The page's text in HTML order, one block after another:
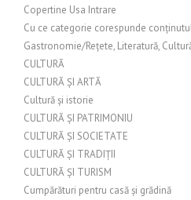
Copertine Usa Intrare
Cu ce categorie corespunde
Gastronomie/Rețete, Literatură,
CULTURĂ
CULTURĂ ȘI ARTĂ
Cultură și istorie
CULTURĂ ȘI PATRIMONIU
CULTURĂ ȘI SOCIETATE
CULTURĂ ȘI TRADIȚII
CULTURĂ ȘI TURISM
Cumpărături pentru casă și grădină